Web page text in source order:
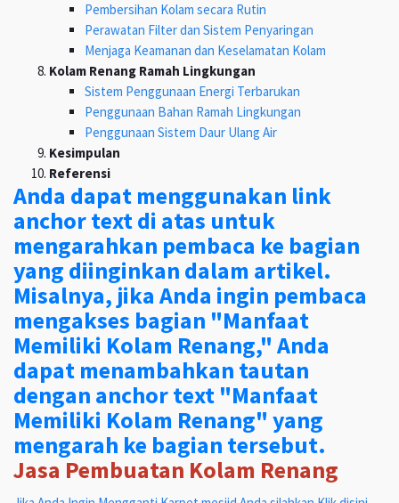
Pembersihan Kolam secara Rutin
Perawatan Filter dan Sistem Penyaringan
Menjaga Keamanan dan Keselamatan Kolam
Kolam Renang Ramah Lingkungan
Sistem Penggunaan Energi Terbarukan
Penggunaan Bahan Ramah Lingkungan
Penggunaan Sistem Daur Ulang Air
Kesimpulan
Referensi
Anda dapat menggunakan link
anchor text di atas untuk
mengarahkan pembaca ke bagian
yang diinginkan dalam artikel.
Misalnya, jika Anda ingin pembaca
mengakses bagian "Manfaat
Memiliki Kolam Renang," Anda
dapat menambahkan tautan
dengan anchor text "Manfaat
Memiliki Kolam Renang" yang
mengarah ke bagian tersebut.
Jasa Pembuatan Kolam Renang